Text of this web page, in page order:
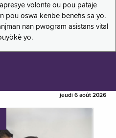
volonte ou pou pataje
pou oswa kenbe benefis sa yo.
nan pwogram asistans vital
yo.
jeudi 6 août 2026